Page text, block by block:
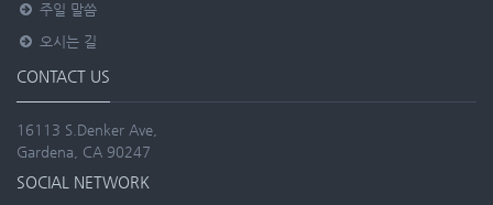
주일 말씀
오시는 길
CONTACT US
16113 S.Denker Ave,
Gardena, CA 90247
SOCIAL NETWORK